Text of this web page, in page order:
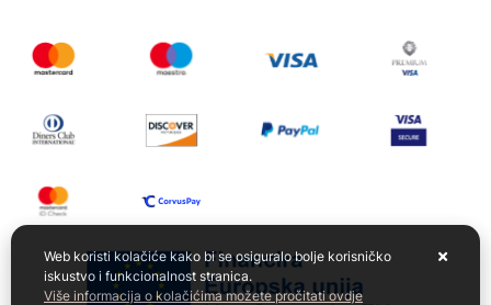
Web koristi kolačiće kako bi se osiguralo bolje korisničko
iskustvo i funkcionalnost stranica.
Više informacija o kolačićima možete pročitati ovdje